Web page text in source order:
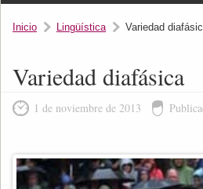
Inicio Lingüística Variedad
Variedad diafásica
1 de noviembre de 2013